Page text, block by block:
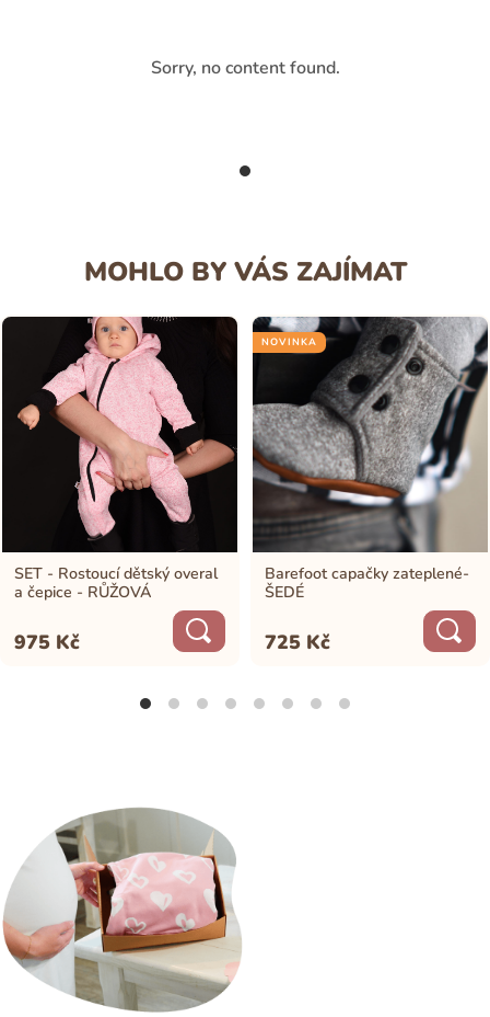
Sorry, no content found.
MOHLO BY VÁS ZAJÍMAT
SET - Rostoucí dětský overal
a čepice - RŮŽOVÁ
975 Kč
NOVINKA
Barefoot capačky zateplené-
ŠEDÉ
725 Kč